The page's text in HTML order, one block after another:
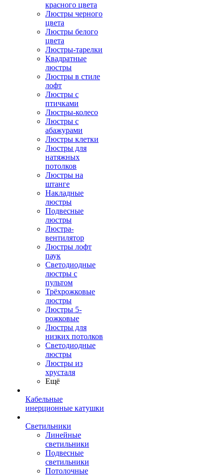
красного цвета
Люстры черного
цвета
Люстры белого
цвета
Люстры-тарелки
Квадратные
люстры
Люстры в стиле
лофт
Люстры с
птичками
Люстры-колесо
Люстры с
абажурами
Люстры клетки
Люстры для
натяжных
потолков
Люстры на
штанге
Накладные
люстры
Подвесные
люстры
Люстра-
вентилятор
Люстры лофт
паук
Светодиодные
люстры с
пультом
Трёхрожковые
люстры
Люстры 5-
рожковые
Люстры для
низких потолков
Cветодиодные
люстры
Люстры из
хрусталя
Ещё
Кабельные
инерционные катушки
Светильники
Линейные
светильники
Подвесные
светильники
Потолочные